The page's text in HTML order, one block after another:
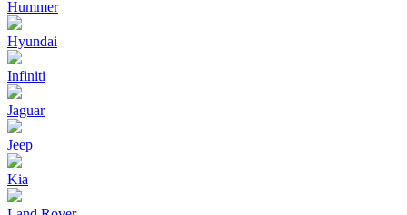
Hummer
Hyundai
Infiniti
Jaguar
Jeep
Kia